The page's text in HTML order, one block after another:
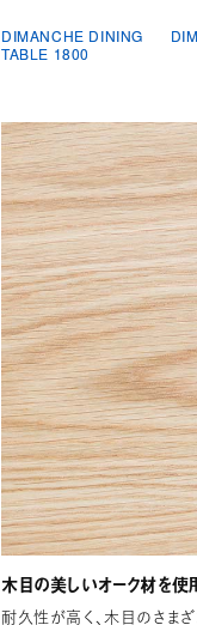
DIMANCHE DINING
TABLE 1800
木目の美しいオーク材を使
耐久性が高く、木目のさま